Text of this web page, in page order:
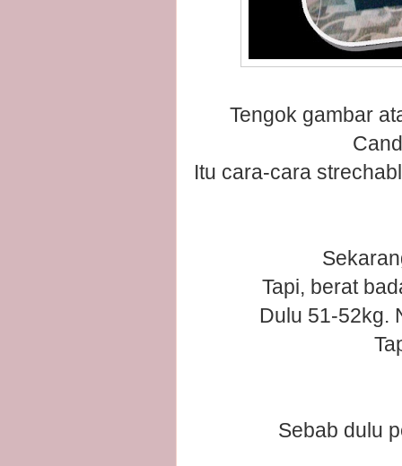
Tengok gambar
Itu cara-cara
Tapi, berat
Dulu 51-52kg.
Sebab dulu